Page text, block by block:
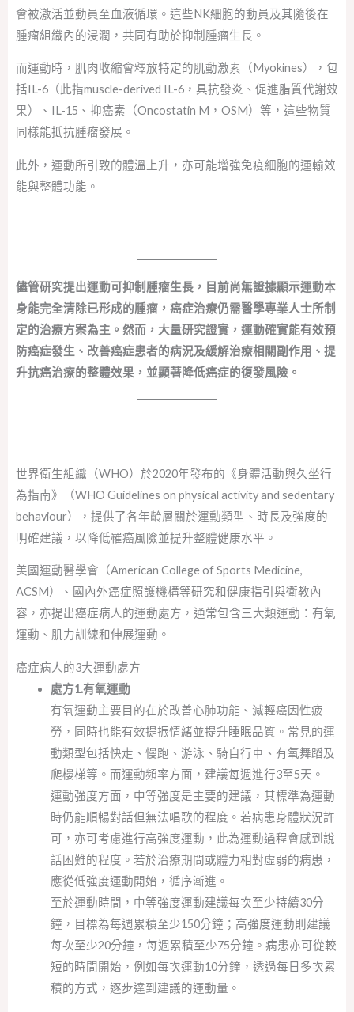
會被激活並動員至血液循環。這些NK細胞的動員及其隨後在
腫瘤組織內的浸潤，共同有助於抑制腫瘤生長。
而運動時，肌肉收縮會釋放特定的肌動激素（Myokines），包
括IL-6（此指muscle-derived IL-6，具抗發炎、促進脂質代謝效
果）、IL-15、抑癌素（Oncostatin M，OSM）等，這些物質
同樣能抵抗腫瘤發展。
此外，運動所引致的體溫上升，亦可能增強免疫細胞的運輸效
能與整體功能。
儘管研究提出運動可抑制腫瘤生長，目前尚無證據顯示運動本
身能完全清除已形成的腫瘤，癌症治療仍需醫學專業人士所制
定的治療方案為主。然而，大量研究證實，運動確實能有效預
防癌症發生、改善癌症患者的病況及緩解治療相關副作用、提
升抗癌治療的整體效果，並顯著降低癌症的復發風險。
世界衛生組織（WHO）於2020年發布的《身體活動與久坐行
為指南》（WHO Guidelines on physical activity and sedentary
behaviour），提供了各年齡層關於運動類型、時長及強度的
明確建議，以降低罹癌風險並提升整體健康水平。
美國運動醫學會（American College of Sports Medicine,
ACSM）、國內外癌症照護機構等研究和健康指引與衛教內
容，亦提出癌症病人的運動處方，通常包含三大類運動：有氧
運動、肌力訓練和伸展運動。
癌症病人的3大運動處方
處方1.有氧運動
有氧運動主要目的在於改善心肺功能、減輕癌因性疲
勞，同時也能有效提振情緒並提升睡眠品質。常見的運
動類型包括快走、慢跑、游泳、騎自行車、有氧舞蹈及
爬樓梯等。而運動頻率方面，建議每週進行3至5天。
運動強度方面，中等強度是主要的建議，其標準為運動
時仍能順暢對話但無法唱歌的程度。若病患身體狀況許
可，亦可考慮進行高強度運動，此為運動過程會感到說
話困難的程度。若於治療期間或體力相對虛弱的病患，
應從低強度運動開始，循序漸進。
至於運動時間，中等強度運動建議每次至少持續30分
鐘，目標為每週累積至少150分鐘；高強度運動則建議
每次至少20分鐘，每週累積至少75分鐘。病患亦可從較
短的時間開始，例如每次運動10分鐘，透過每日多次累
積的方式，逐步達到建議的運動量。